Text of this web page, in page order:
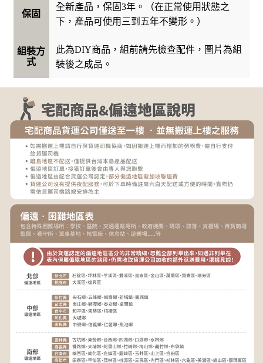
保固
全新產品，保固3年。（在正常使用狀態之
下，產品可使用三到五年不變形。）
組裝方
式
此為DIY商品，組前請先檢查配件，圖片為組
裝後之成品。